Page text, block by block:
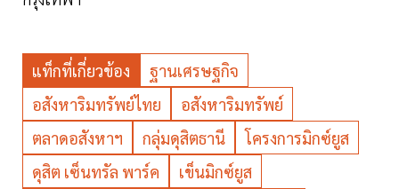
แท็กที่เกี่ยวข้อง
ฐานเศรษฐกิจ
อสังหาริมทรัพย์ไทย
อสังหาริมทรัพย์
ตลาดอสังหาฯ
กลุ่มดุสิตธานี
โครงการมิกซ์ยูส
ดุสิต เซ็นทรัล พาร์ค
เข็นมิกซ์ยูส